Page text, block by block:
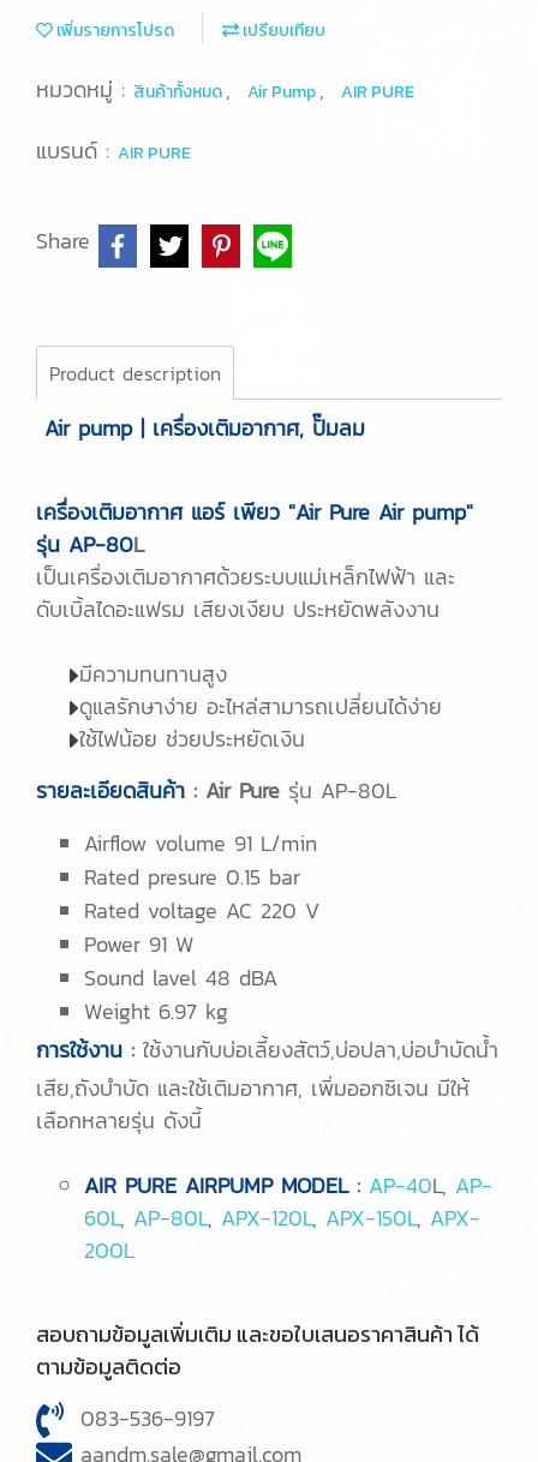
เพิ่มรายการโปรด เปรียบเทียบ
หมวดหมู่ : สินค้าทั้งหมด, Air Pump, AIR PURE
แบรนด์ : AIR PURE
Share
Product description
Air pump | เครื่องเติมอากาศ, ปั๊มลม
เครื่องเติมอากาศ แอร์ เพียว "Air Pure Air pump"
รุ่น AP-80L
เป็นเครื่องเติมอากาศด้วยระบบแม่เหล็กไฟฟ้า และ
ดับเบิ้ลไดอะแฟรม เสียงเงียบ ประหยัดพลังงาน
มีความทนทานสูง
ดูแลรักษาง่าย อะไหล่สามารถเปลี่ยนได้ง่าย
ใช้ไฟน้อย ช่วยประหยัดเงิน
รายละเอียดสินค้า : Air Pure รุ่น AP-80L
Airflow volume 91 L/min
Rated presure 0.15 bar
Rated voltage AC 220 V
Power 91 W
Sound lavel 48 dBA
Weight 6.97 kg
การใช้งาน : ใช้งานกับบ่อเลี้ยงสัตว์,บ่อปลา,บ่อบำบัดน้ำ
เสีย,ถังบำบัด และใช้เติมอากาศ, เพิ่มออกซิเจน มีให้
เลือกหลายรุ่น ดังนี้
AIR PURE AIRPUMP MODEL: AP-40L, AP-
60L, AP-80L, APX-120L, APX-150L, APX-
200L
สอบถามข้อมูลเพิ่มเติม และขอใบเสนอราคาสินค้า ได้
ตามข้อมูลติดต่อ
083-536-9197
aandm.sale@gmail.com